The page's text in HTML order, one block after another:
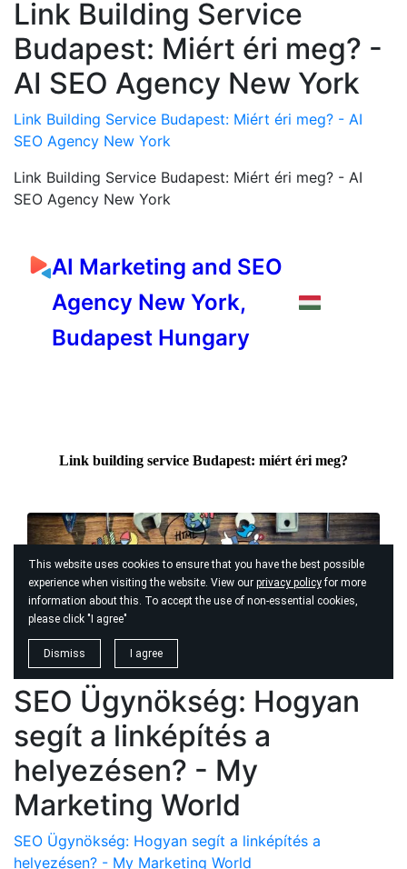
Link Building Service
Budapest: Miért éri meg? -
AI SEO Agency New York
Link Building Service Budapest: Miért éri meg? - AI
SEO Agency New York
Link Building Service Budapest: Miért éri meg? - AI
SEO Agency New York
SEO Ügynökség: Hogyan
segít a linképítés a
helyezésen? - My
Marketing World
SEO Ügynökség: Hogyan segít a linképítés a
helyezésen? - My Marketing World